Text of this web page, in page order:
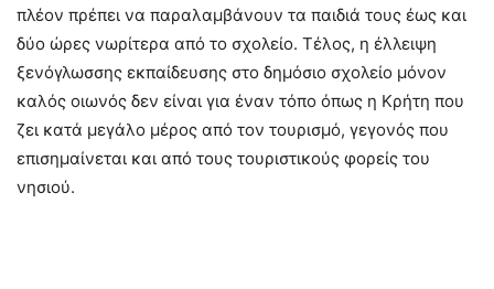
πλέον πρέπει να παραλαμβάνουν τα παιδιά τους έως και
δύο ώρες νωρίτερα από το σχολείο. Τέλος, η έλλειψη
ξενόγλωσσης εκπαίδευσης στο δημόσιο σχολείο μόνον
καλός οιωνός δεν είναι για έναν τόπο όπως η Κρήτη που
ζει κατά μεγάλο μέρος από τον τουρισμό, γεγονός που
επισημαίνεται και από τους τουριστικούς φορείς του
νησιού.